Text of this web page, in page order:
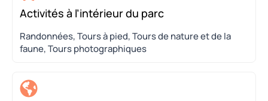
Activités à l’intérieur du parc
Randonnées, Tours à pied, Tours de nature et de la
faune, Tours photographiques